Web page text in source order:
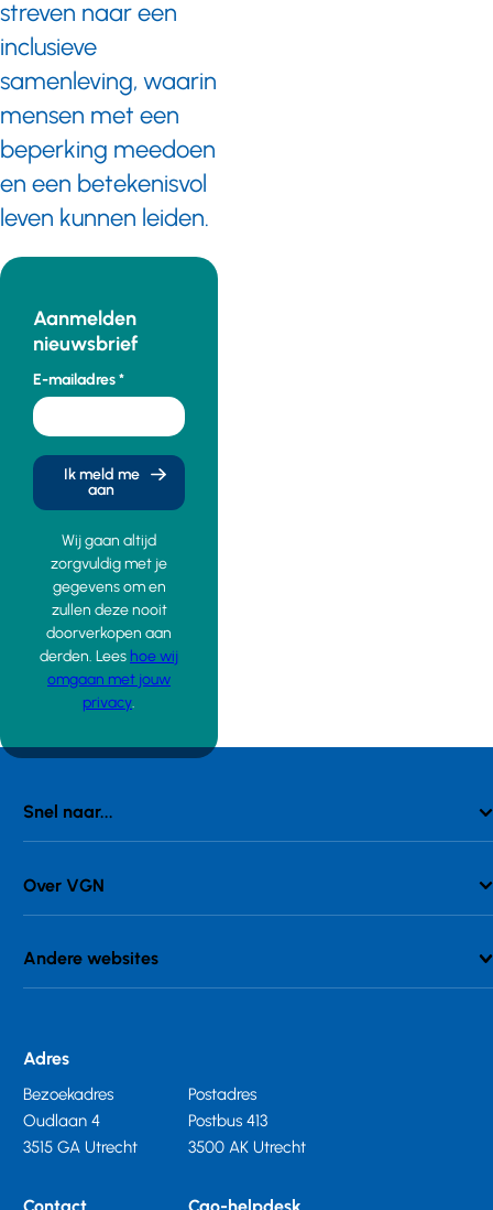
streven naar een
inclusieve
samenleving, waarin
mensen met een
beperking meedoen
en een betekenisvol
leven kunnen leiden.
Aanmelden
nieuwsbrief
E-mailadres
Ik meld me
aan
Wij gaan altijd
zorgvuldig met je
gegevens om en
zullen deze nooit
doorverkopen aan
derden. Lees hoe wij
omgaan met jouw
privacy.
Snel naar...
Over VGN
Andere websites
Adres
Bezoekadres
Oudlaan 4
3515 GA Utrecht
Postadres
Postbus 413
3500 AK Utrecht
Contact Cao-helpdesk